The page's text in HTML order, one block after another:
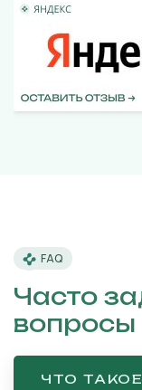
FAQ
Часто
вопросы
ЧТО